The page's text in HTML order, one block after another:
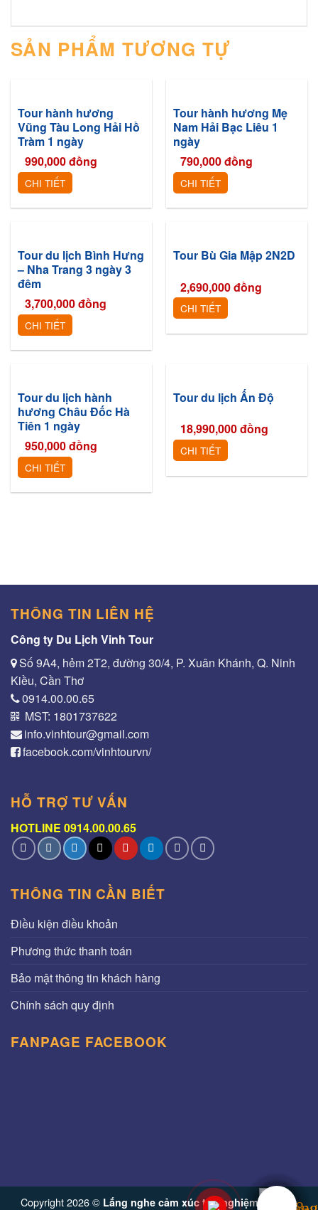
SẢN PHẨM TƯƠNG TỰ
Tour hành hương
Vũng Tàu Long Hải Hồ
Tràm 1 ngày
990,000đồng
CHI TIẾT
Tour hành hương Mẹ
Nam Hải Bạc Liêu 1
ngày
790,000đồng
CHI TIẾT
Tour du lịch Bình Hưng
– Nha Trang 3 ngày 3
đêm
3,700,000đồng
CHI TIẾT
Tour Bù Gia Mập 2N2D
2,690,000đồng
CHI TIẾT
Tour du lịch hành
hương Châu Đốc Hà
Tiên 1 ngày
950,000đồng
CHI TIẾT
Tour du lịch Ấn Độ
18,990,000đồng
CHI TIẾT
THÔNG TIN LIÊN HỆ
Công ty Du Lịch Vinh Tour
Số 9A4, hẻm 2T2, đường 30/4, P. Xuân Khánh, Q. Ninh
Kiều, Cần Thơ
0914.00.00.65
MST: 1801737622
info.vinhtour@gmail.com
facebook.com/vinhtourvn/
HỖ TRỢ TƯ VẤN
HOTLINE 0914.00.00.65
THÔNG TIN CẦN BIẾT
Điều kiện điều khoản
Phương thức thanh toán
Bảo mật thông tin khách hàng
Chính sách quy định
FANPAGE FACEBOOK
Copyright 2026 © Lắng nghe cảm xúc trải nghiệm từ Vinh